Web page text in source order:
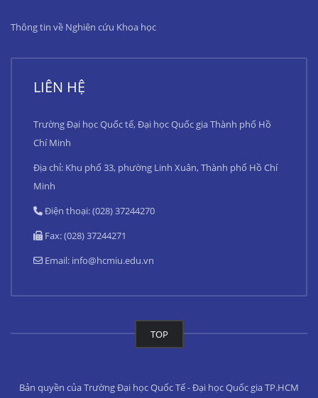
Thông tin về Nghiên cứu Khoa học
LIÊN HỆ
Trường Đại học Quốc tế, Đại học Quốc gia Thành phố Hồ
Chí Minh
Địa chỉ: Khu phố 33, phường Linh Xuân, Thành phố Hồ Chí
Minh
Điện thoại: (028) 37244270
Fax: (028) 37244271
Email: info@hcmiu.edu.vn
TOP
Bản quyền của Trường Đại học Quốc Tế - Đại học Quốc gia TP.HCM